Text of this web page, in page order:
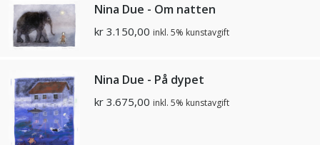
Nina Due - Om natten
kr 3.150,00 inkl. 5% kunstavgift
Nina Due - På dypet
kr 3.675,00 inkl. 5% kunstavgift